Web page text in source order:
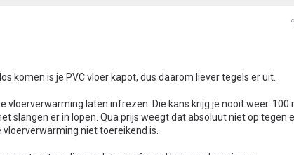
komen is je PVC vloer kapot, dus daarom liever tegels er uit.
vloerverwarming laten infrezen. Die kans krijg je nooit weer. 100
slangen er in lopen. Qua prijs weegt dat absoluut niet op tegen
vloerverwarming niet toereikend is.